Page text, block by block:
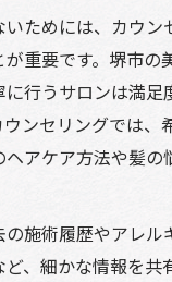
ためには、カウン
重要です。堺市の
に行うサロンは満足
ウンセリングでは、
ヘアケア方法や髪の
施術履歴やアレル
、細かな情報を共